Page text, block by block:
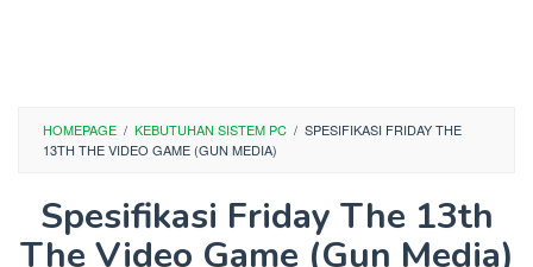
HOMEPAGE / KEBUTUHAN SISTEM PC / SPESIFIKASI FRIDAY THE
13TH THE VIDEO GAME (GUN MEDIA)
Spesifikasi Friday The 13th
The Video Game (Gun Media)